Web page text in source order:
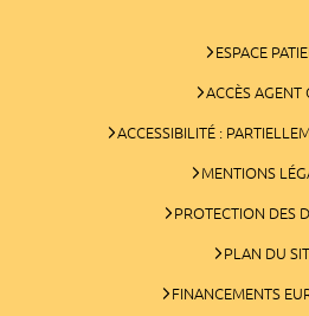
ESPACE
ACCÈS AGENT
ACCESSIBILITÉ :
MENTIONS
PROTECTION DES
PLAN DU
FINANCEMENTS